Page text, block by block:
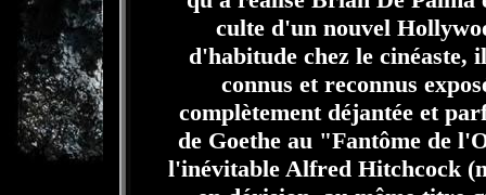
culte d'un nouvel
d'habitude chez le cinéaste,
connus et reconnus
complètement déjantée et
de Goethe au "Fantôme de
l'inévitable Alfred Hitchcock